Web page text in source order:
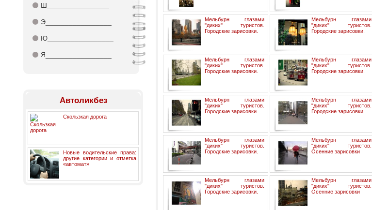
⚫ Ш________________
⚫ Э_________________
⚫ Ю_________________
⚫ Я_________________
Автоликбез
Скользкая дорога
Новые водительские права:
другие категории и отметка
«автомат»
Мельбурн глазами
"диких" туристов.
Городские зарисовки.
Мельбурн глазами
"диких" туристов.
Городские зарисовки.
Мельбурн глазами
"диких" туристов.
Городские зарисовки.
Мельбурн глазами
"диких" туристов.
Городские зарисовки.
Мельбурн глазами
"диких" туристов.
Городские зарисовки.
Мельбурн глазами
"диких" туристов.
Городские зарисовки.
Мельбурн глазами
"диких" туристов.
Городские зарисовки.
Мельбурн глазами
"диких" туристов.
Осенние зарисовки
Мельбурн глазами
"диких" туристов.
Городские зарисовки.
Мельбурн глазами
"диких" туристов.
Осенние зарисовки